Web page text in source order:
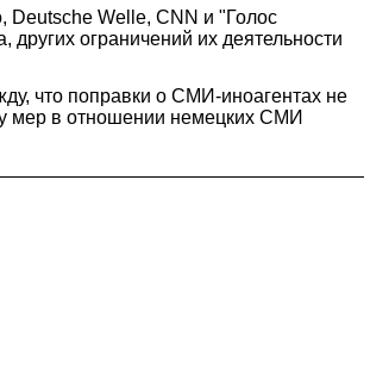
Deutsche Welle, CNN и "Голос
ограничений их деятельности
что поправки о СМИ-иноагентах не
мер в отношении немецких СМИ